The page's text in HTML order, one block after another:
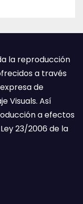
la reproducción
a través
de
Visuals. Así
a efectos
23/2006 de la